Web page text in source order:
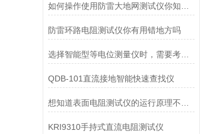
防雷环路电阻测试仪你有用错地方吗
选择智能型等电位测量仪时，需要考虑多个因素
QDB-101直流接地智能快速查找仪
KRI9310手持式直流电阻测试仪